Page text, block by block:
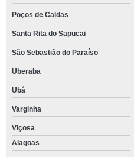
Poços de Caldas
Santa Rita do Sapucai
São Sebastião do Paraíso
Uberaba
Ubá
Varginha
Viçosa
Alagoas